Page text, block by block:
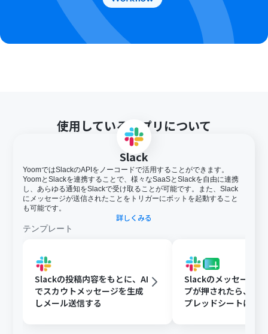
使用しているアプリについて
Slack
YoomではSlackのAPIをノーコードで活用することができます。
YoomとSlackを連携することで、様々なSaaSとSlackを自由に連携
し、あらゆる通知をSlackで受け取ることが可能です。また、Slack
にメッセージが送信されたことをトリガーにボットを起動すること
も可能です。
詳しくみる
テンプレート
Slackの投稿内容をもとに、AI
でスカウトメッセージを生成
しメール送信する
Slackのメッセージに
プが押されたら、
プレッドシートにメ